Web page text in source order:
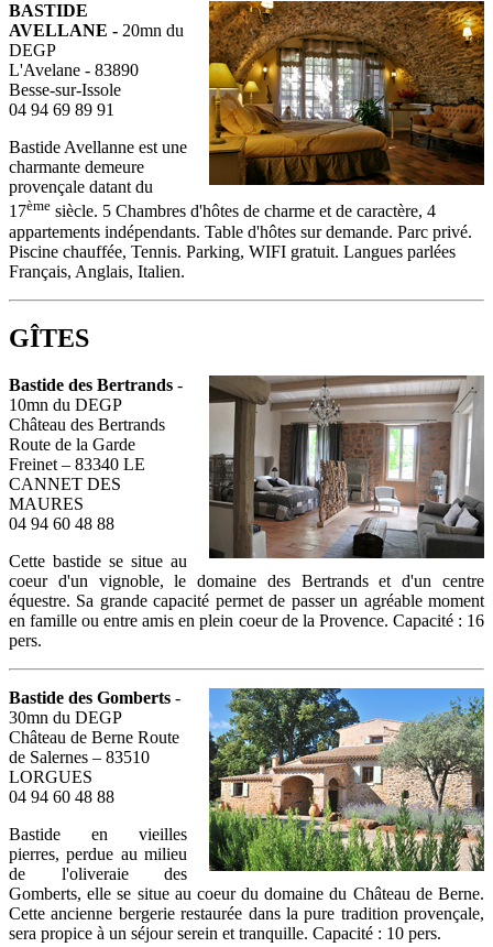
BASTIDE
AVELLANE - 20mn du
DEGP
L'Avelane - 83890
Besse-sur-Issole
04 94 69 89 91
Bastide Avellanne est une
charmante demeure
provençale datant du
17ème siècle. 5 Chambres d'hôtes de charme et de caractère, 4
appartements indépendants. Table d'hôtes sur demande. Parc privé.
Piscine chauffée, Tennis. Parking, WIFI gratuit. Langues parlées
Français, Anglais, Italien.
GÎTES
Bastide des Bertrands -
10mn du DEGP
Château des Bertrands
Route de la Garde
Freinet – 83340 LE
CANNET DES
MAURES
04 94 60 48 88
Cette bastide se situe au
coeur d'un vignoble, le domaine des Bertrands et d'un centre
équestre. Sa grande capacité permet de passer un agréable moment
en famille ou entre amis en plein coeur de la Provence. Capacité : 16
pers.
Bastide des Gomberts -
30mn du DEGP
Château de Berne Route
de Salernes – 83510
LORGUES
04 94 60 48 88
Bastide en vieilles
pierres, perdue au milieu
de l'oliveraie des
Gomberts, elle se situe au coeur du domaine du Château de Berne.
Cette ancienne bergerie restaurée dans la pure tradition provençale,
sera propice à un séjour serein et tranquille. Capacité : 10 pers.